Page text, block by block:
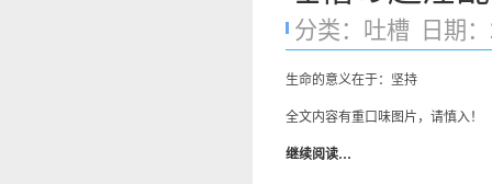
分类： 吐槽 日期
生命的意义在于：坚持
全文内容有重口味图片，请慎入！
继续阅读…